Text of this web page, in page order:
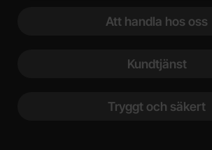
Att handla hos oss
Kundtjänst
Tryggt och säkert